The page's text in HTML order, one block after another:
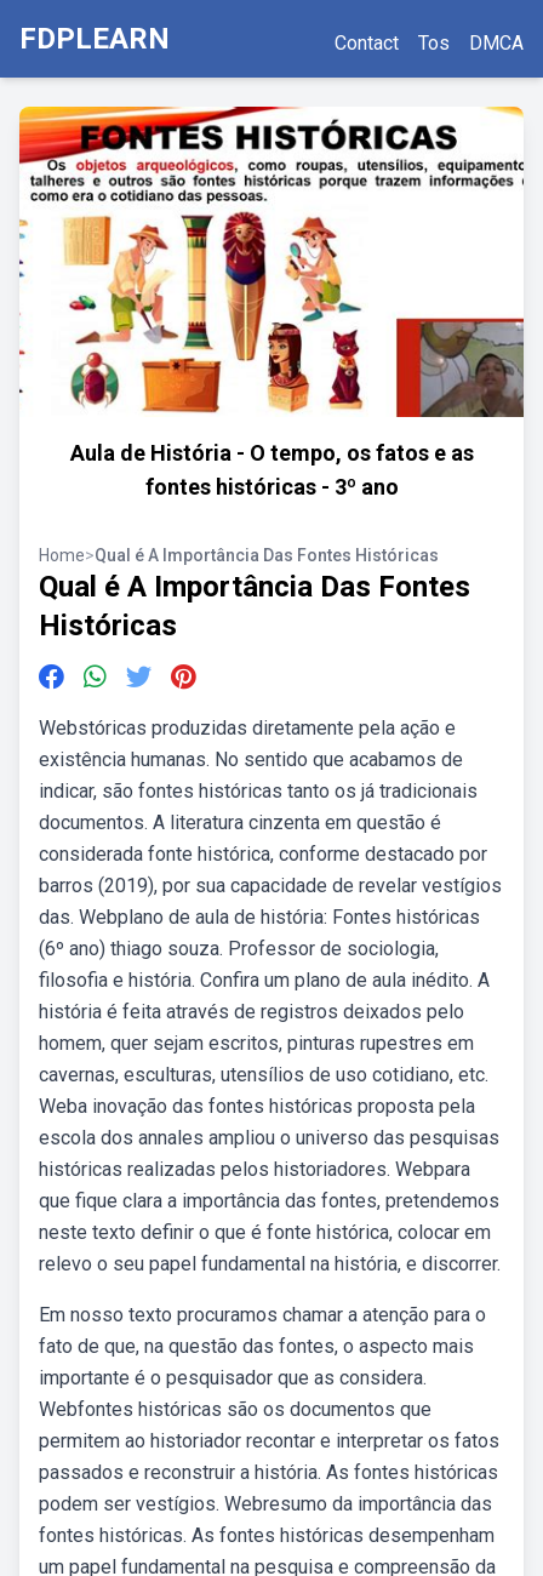
FDPLEARN Contact Tos DMCA
Aula de História - O tempo, os fatos e as
fontes históricas - 3º ano
Home>Qual é A Importância Das Fontes Históricas
Qual é A Importância Das Fontes
Históricas
Webstóricas produzidas diretamente pela ação e
existência humanas. No sentido que acabamos de
indicar, são fontes históricas tanto os já tradicionais
documentos. A literatura cinzenta em questão é
considerada fonte histórica, conforme destacado por
barros (2019), por sua capacidade de revelar vestígios
das. Webplano de aula de história: Fontes históricas
(6º ano) thiago souza. Professor de sociologia,
filosofia e história. Confira um plano de aula inédito. A
história é feita através de registros deixados pelo
homem, quer sejam escritos, pinturas rupestres em
cavernas, esculturas, utensílios de uso cotidiano, etc.
Weba inovação das fontes históricas proposta pela
escola dos annales ampliou o universo das pesquisas
históricas realizadas pelos historiadores. Webpara
que fique clara a importância das fontes, pretendemos
neste texto definir o que é fonte histórica, colocar em
relevo o seu papel fundamental na história, e discorrer.
Em nosso texto procuramos chamar a atenção para o
fato de que, na questão das fontes, o aspecto mais
importante é o pesquisador que as considera.
Webfontes históricas são os documentos que
permitem ao historiador recontar e interpretar os fatos
passados e reconstruir a história. As fontes históricas
podem ser vestígios. Webresumo da importância das
fontes históricas. As fontes históricas desempenham
um papel fundamental na pesquisa e compreensão da